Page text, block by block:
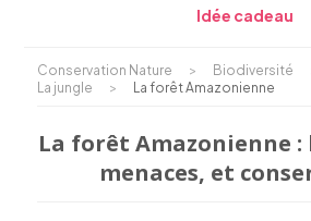
Idée cadeau
Conservation Nature > Biodiversité
La jungle
> La forêt Amazonienne
La forêt Amazonienne
menaces, et